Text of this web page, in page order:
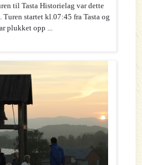
til Tasta Historielag var dette
startet kl.07:45 fra Tasta og
plukket opp ...